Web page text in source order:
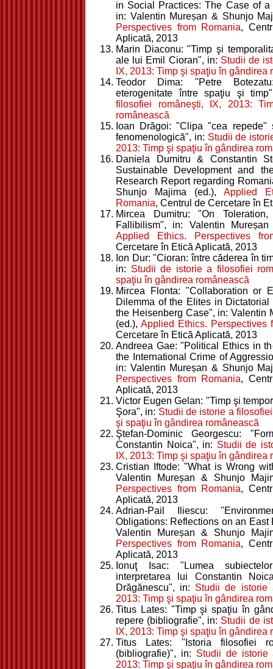
in Social Practices: The Case of a
in: Valentin Mureșan & Shunjo
Perspectives from Romania,
Aplicată, 2013
Marin Diaconu: "Timp şi
ale lui Emil Cioran", in: Studii de
IX, 2013: Timp şi spaţiu în gândirea
Teodor Dima: "Petre
eterogenitate între spaţiu şi
filosofiei româneşti, IX, 2013:
românească
Ioan Drăgoi: "Clipa "cea
fenomenologică", in: Studii de
2013: Timp şi spaţiu în gândirea
Daniela Dumitru & Constantin
Sustainable Development and
Research Report regarding
Shunjo Majima (ed.), Applied
Romania, Centrul de Cercetare în
Mircea Dumitru: "On
Fallibilism", in: Valentin
Applied Ethics. Perspectives
Cercetare în Etică Aplicată, 2013
Ion Dur: "Cioran: între căderea în
in: Studii de istorie a filosofiei
spaţiu în gândirea românească
Mircea Flonta: "Collaboration or
Dilemma of the Elites in
the Heisenberg Case", in: Valentin
(ed.), Applied Ethics. Perspectives
Cercetare în Etică Aplicată, 2013
Andreea Gae: "Political Ethics in
the International Crime of
in: Valentin Mureșan & Shunjo
Perspectives from Romania,
Aplicată, 2013
Victor Eugen Gelan: "Timp şi
Şora", in: Studii de istorie a
şi spaţiu în gândirea românească
Ştefan-Dominic Georgescu:
Constantin Noica", in: Studii de
IX, 2013: Timp şi spaţiu în gândirea
Cristian Iftode: "What is Wrong
Valentin Mureșan & Shunjo
Perspectives from Romania,
Aplicată, 2013
Adrian-Pail Iliescu:
Obligations: Reflections on an
Valentin Mureșan & Shunjo
Perspectives from Romania,
Aplicată, 2013
Ionuţ Isac: "Lumea
interpretarea lui Constantin
Drăgănescu", in: Studii de istorie
2013: Timp şi spaţiu în gândirea
Titus Lates: "Timp şi spaţiu în
repere (bibliografie", in: Studii de
IX, 2013: Timp şi spaţiu în gândirea
Titus Lates: "Istoria filosofiei
(bibliografie)", in: Studii de istorie
2013: Timp şi spaţiu în gândirea